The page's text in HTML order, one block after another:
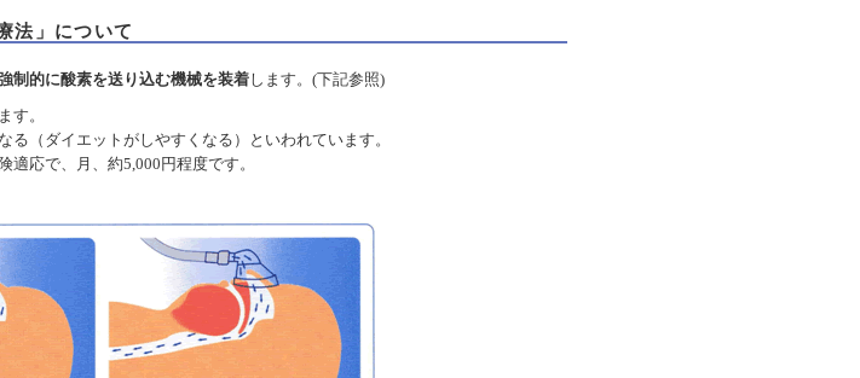
法」について
制的に酸素を送り込む機械を装着 します。(下記参照)
す。
る（ダイエットがしやすくなる）といわれています。
適応で、月、約5,000円程度です。